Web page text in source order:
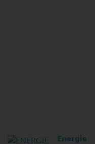
Energie